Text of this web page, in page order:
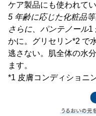
ケア製品にも使われてい
5 年齢に応じた化粧品
さらに、パンテノール1
かに。グリセリン*2 で
逃さない。肌全体の水
ます。
*1 皮膚コンディショニ